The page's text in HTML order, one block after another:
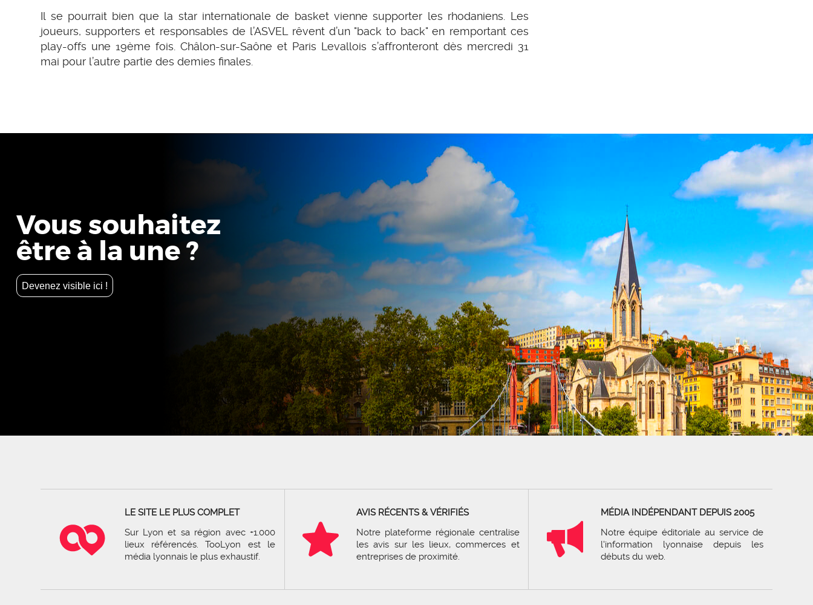
Il se pourrait bien que la star internationale de basket vienne supporter les rhodaniens. Les
joueurs, supporters et responsables de l’ASVEL rêvent d’un "back to back" en remportant ces
play-offs une 19ème fois. Châlon-sur-Saône et Paris Levallois s’affronteront dès mercredi 31
mai pour l’autre partie des demies finales.
Vous souhaitez
être à la une ?
Devenez visible ici !
LE SITE LE PLUS COMPLET
Sur Lyon et sa région avec +1.000
lieux référencés. TooLyon est le
média lyonnais le plus exhaustif.
AVIS RÉCENTS & VÉRIFIÉS
Notre plateforme régionale centralise
les avis sur les lieux, commerces et
entreprises de proximité.
MÉDIA INDÉPENDANT DEPUIS 2005
Notre équipe éditoriale au service de
l'information lyonnaise depuis les
débuts du web.